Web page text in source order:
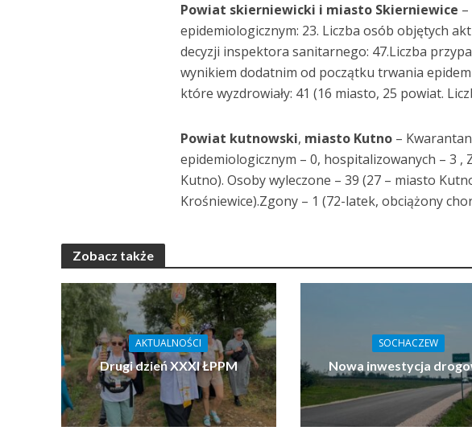
Powiat skierniewicki i miasto Skierniewice
epidemiologicznym: 23. Liczba osób objętych
decyzji inspektora sanitarnego: 47.Liczba
wynikiem dodatnim od początku trwania
które wyzdrowiały: 41 (16 miasto, 25 powiat.
Powiat kutnowski, miasto Kutno –
epidemiologicznym – 0, hospitalizowanych – 3
Kutno). Osoby wyleczone – 39 (27 – miasto
Krośniewice).Zgony – 1 (72-latek, obciążony
Zobacz także
AKTUALNOŚCI
Drugi dzień XXXI ŁPPM
SOCHACZEW
Nowa inwestycja